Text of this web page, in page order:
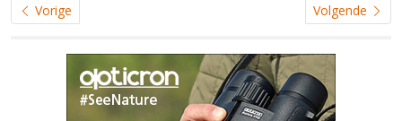
Vorige Volgende